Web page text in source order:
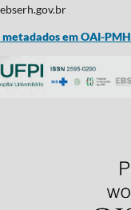
em OAI-PMH